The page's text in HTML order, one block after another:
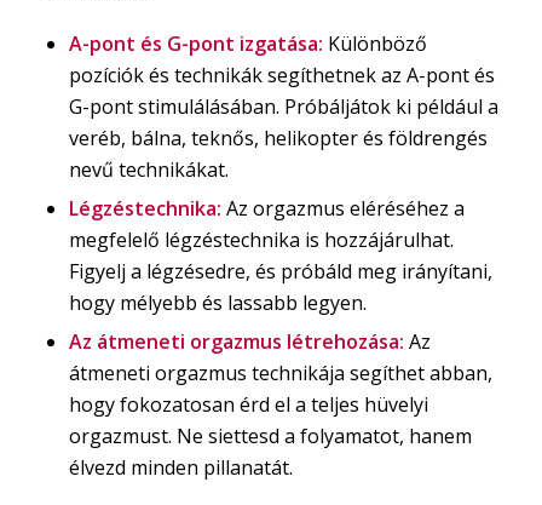
A-pont és G-pont izgatása: Különböző
pozíciók és technikák segíthetnek az A-pont és
G-pont stimulálásában. Próbáljátok ki például a
veréb, bálna, teknős, helikopter és földrengés
nevű technikákat.
Légzéstechnika: Az orgazmus eléréséhez a
megfelelő légzéstechnika is hozzájárulhat.
Figyelj a légzésedre, és próbáld meg irányítani,
hogy mélyebb és lassabb legyen.
Az átmeneti orgazmus létrehozása: Az
átmeneti orgazmus technikája segíthet abban,
hogy fokozatosan érd el a teljes hüvelyi
orgazmust. Ne siettesd a folyamatot, hanem
élvezd minden pillanatát.